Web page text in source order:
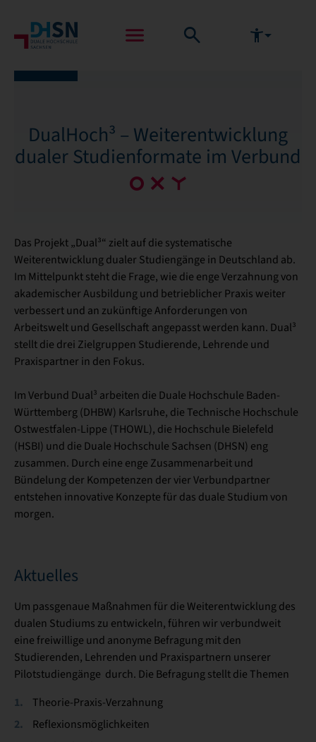
DualHoch³ – Weiterentwicklung
dualer Studienformate im Verbund
Das Projekt „Dual³“ zielt auf die systematische
Weiterentwicklung dualer Studiengänge in Deutschland ab.
Im Mittelpunkt steht die Frage, wie die enge Verzahnung von
akademischer Ausbildung und betrieblicher Praxis weiter
verbessert und an zukünftige Anforderungen von
Arbeitswelt und Gesellschaft angepasst werden kann. Dual³
stellt die drei Zielgruppen Studierende, Lehrende und
Praxispartner in den Fokus.
Im Verbund Dual³ arbeiten die Duale Hochschule Baden-
Württemberg (DHBW) Karlsruhe, die Technische Hochschule
Ostwestfalen-Lippe (THOWL), die Hochschule Bielefeld
(HSBI) und die Duale Hochschule Sachsen (DHSN) eng
zusammen. Durch eine enge Zusammenarbeit und
Bündelung der Kompetenzen der vier Verbundpartner
entstehen innovative Konzepte für das duale Studium von
morgen.
Aktuelles
Um passgenaue Maßnahmen für die Weiterentwicklung des
dualen Studiums zu entwickeln, führen wir verbundweit
eine freiwillige und anonyme Befragung mit den
Studierenden, Lehrenden und Praxispartnern unserer
Pilotstudiengänge durch. Die Befragung stellt die Themen
Theorie-Praxis-Verzahnung
Reflexionsmöglichkeiten